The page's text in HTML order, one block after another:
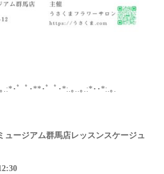
.:*･゜ﾟ･**･゜ﾟ･*:.｡..｡.:*･･*:.｡.
ュージアム群馬店レッスンスケージュ